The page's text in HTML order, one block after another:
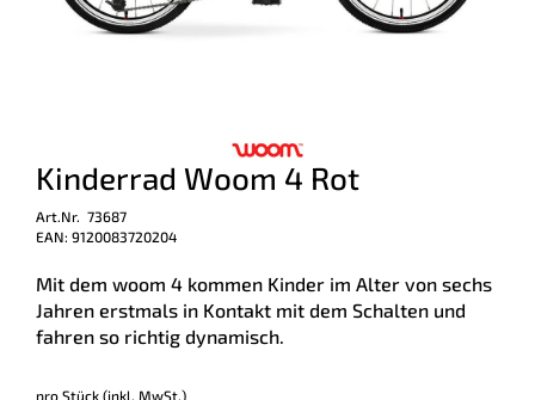
Kinderrad Woom 4 Rot
Art.Nr. 73687
EAN: 9120083720204
Mit dem woom 4 kommen Kinder im Alter von sechs
Jahren erstmals in Kontakt mit dem Schalten und
fahren so richtig dynamisch.
pro Stück (inkl. MwSt.)